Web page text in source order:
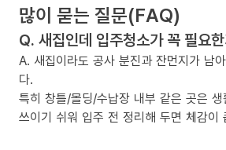
많이 묻는 질문(FAQ)
Q. 새집인데 입주청소가 꼭 필요
A. 새집이라도 공사 분진과 잔먼지가 남
다.
특히 창틀/몰딩/수납장 내부 같은 곳은
쓰이기 쉬워 입주 전 정리해 두면 체감이